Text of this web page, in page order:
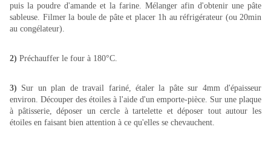
puis la poudre d'amande et la farine. Mélanger afin d'obtenir une pâte
sableuse. Filmer la boule de pâte et placer 1h au réfrigérateur (ou 20min
au congélateur).
2) Préchauffer le four à 180°C.
3) Sur un plan de travail fariné, étaler la pâte sur 4mm d'épaisseur
environ. Découper des étoiles à l'aide d'un emporte-pièce. Sur une plaque
à pâtisserie, déposer un cercle à tartelette et déposer tout autour les
étoiles en faisant bien attention à ce qu'elles se chevauchent.